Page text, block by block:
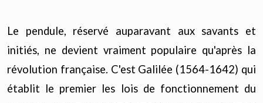
Le pendule, réservé auparavant aux savants et
initiés, ne devient vraiment populaire qu'après la
révolution française. C'est Galilée (1564-1642) qui
établit le premier les lois de fonctionnement du